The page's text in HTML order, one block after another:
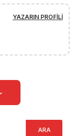
YAZARIN PROFILI